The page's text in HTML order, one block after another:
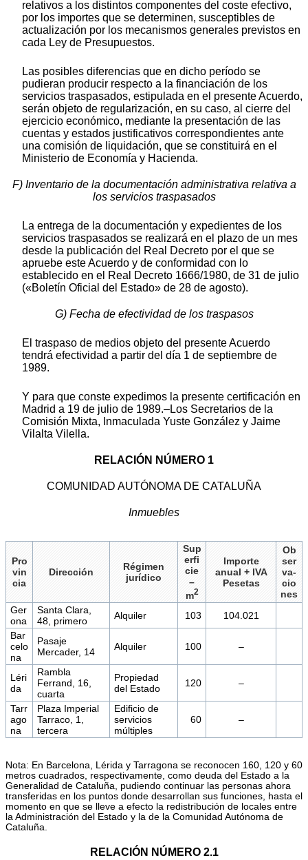
relativos a los distintos componentes del coste efectivo,
por los importes que se determinen, susceptibles de
actualización por los mecanismos generales previstos en
cada Ley de Presupuestos.
Las posibles diferencias que en dicho período se
pudieran producir respecto a la financiación de los
servicios traspasados, estipulada en el presente Acuerdo,
serán objeto de regularización, en su caso, al cierre del
ejercicio económico, mediante la presentación de las
cuentas y estados justificativos correspondientes ante
una comisión de liquidación, que se constituirá en el
Ministerio de Economía y Hacienda.
F) Inventario de la documentación administrativa relativa a
los servicios traspasados
La entrega de la documentación y expedientes de los
servicios traspasados se realizará en el plazo de un mes
desde la publicación del Real Decreto por el que se
apruebe este Acuerdo y de conformidad con lo
establecido en el Real Decreto 1666/1980, de 31 de julio
(«Boletín Oficial del Estado» de 28 de agosto).
G) Fecha de efectividad de los traspasos
El traspaso de medios objeto del presente Acuerdo
tendrá efectividad a partir del día 1 de septiembre de
1989.
Y para que conste expedimos la presente certificación en
Madrid a 19 de julio de 1989.–Los Secretarios de la
Comisión Mixta, Inmaculada Yuste González y Jaime
Vilalta Vilella.
RELACIÓN NÚMERO 1
COMUNIDAD AUTÓNOMA DE CATALUÑA
Inmuebles
Pro
vin
cia
Dirección
Régimen
jurídico
Sup
erfi
cie
–
m2
Importe
anual + IVA
Pesetas
Ob
ser
va-
cio
nes
Ger
ona
Santa Clara,
48, primero
Alquiler 103
104.021
Bar
celo
na
Pasaje
Mercader, 14
Alquiler 100 –
Léri
da
Rambla
Ferrand, 16,
cuarta
Propiedad
del Estado
120 –
Tarr
ago
na
Plaza Imperial
Tarraco, 1,
tercera
Edificio de
servicios
múltiples
60 –
Nota: En Barcelona, Lérida y Tarragona se reconocen 160, 120 y 60
metros cuadrados, respectivamente, como deuda del Estado a la
Generalidad de Cataluña, pudiendo continuar las personas ahora
transferidas en los puntos donde desarrollan sus funciones, hasta el
momento en que se lleve a efecto la redistribución de locales entre
la Administración del Estado y la de la Comunidad Autónoma de
Cataluña.
RELACIÓN NÚMERO 2.1